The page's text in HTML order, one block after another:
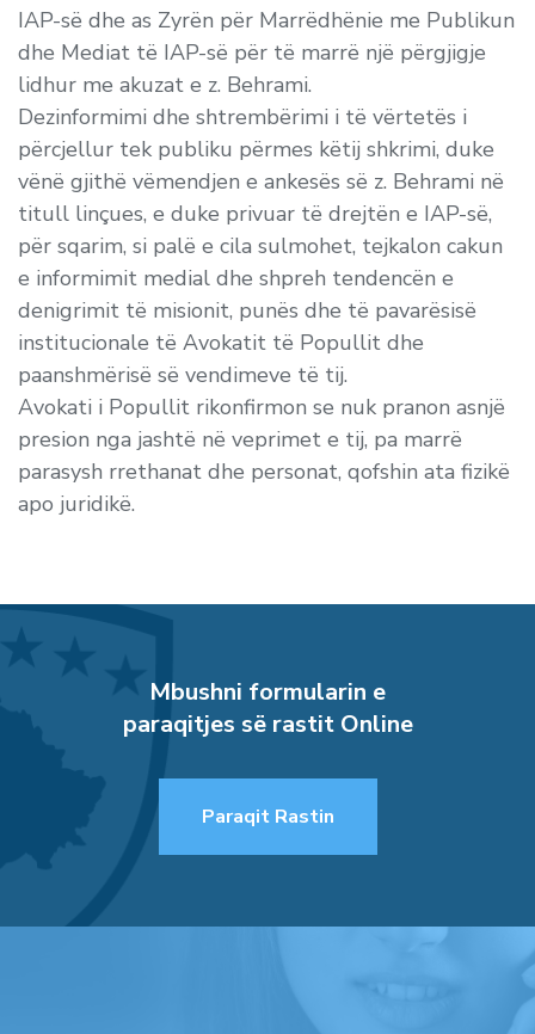
IAP-së dhe as Zyrën për Marrëdhënie me Publikun
dhe Mediat të IAP-së për të marrë një përgjigje
lidhur me akuzat e z. Behrami.
Dezinformimi dhe shtrembërimi i të vërtetës i
përcjellur tek publiku përmes këtij shkrimi, duke
vënë gjithë vëmendjen e ankesës së z. Behrami në
titull linçues, e duke privuar të drejtën e IAP-së,
për sqarim, si palë e cila sulmohet, tejkalon cakun
e informimit medial dhe shpreh tendencën e
denigrimit të misionit, punës dhe të pavarësisë
institucionale të Avokatit të Popullit dhe
paanshmërisë së vendimeve të tij.
Avokati i Popullit rikonfirmon se nuk pranon asnjë
presion nga jashtë në veprimet e tij, pa marrë
parasysh rrethanat dhe personat, qofshin ata fizikë
apo juridikë.
Mbushni formularin e
paraqitjes së rastit Online
Paraqit Rastin